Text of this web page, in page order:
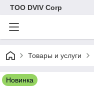
ТОО DVIV Corp
Товары и услуги
Новинка